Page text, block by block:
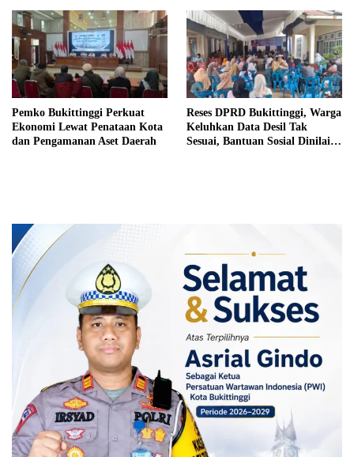
Pemko Bukittinggi Perkuat
Ekonomi Lewat Penataan Kota
dan Pengamanan Aset Daerah
Reses DPRD Bukittinggi, Warga
Keluhkan Data Desil Tak
Sesuai, Bantuan Sosial Dinilai